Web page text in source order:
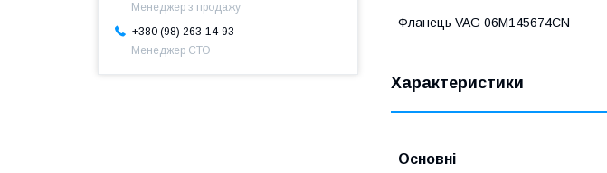
Фланець VAG 06M145674CN
Характеристики
Основні
Менеджер з продажу
+380 (98) 263-14-93
Менеджер СТО